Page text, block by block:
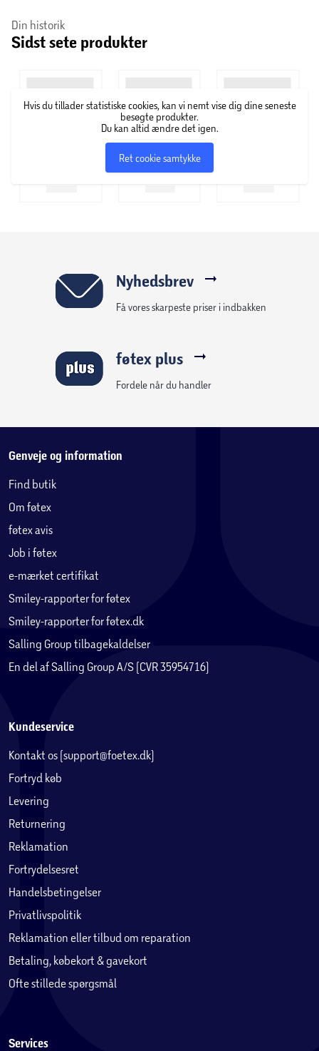
Din historik
Sidst sete produkter
Hvis du tillader statistiske cookies, kan vi nemt vise dig dine seneste
besøgte produkter.
Du kan altid ændre det igen.
Ret cookie samtykke
Nyhedsbrev
Få vores skarpeste priser i indbakken
føtex plus
Fordele når du handler
Genveje og information
Find butik
Om føtex
føtex avis
Job i føtex
e-mærket certifikat
Smiley-rapporter for føtex
Smiley-rapporter for føtex.dk
Salling Group tilbagekaldelser
En del af Salling Group A/S (CVR 35954716)
Kundeservice
Kontakt os (support@foetex.dk)
Fortryd køb
Levering
Returnering
Reklamation
Fortrydelsesret
Handelsbetingelser
Privatlivspolitik
Reklamation eller tilbud om reparation
Betaling, købekort & gavekort
Ofte stillede spørgsmål
Services